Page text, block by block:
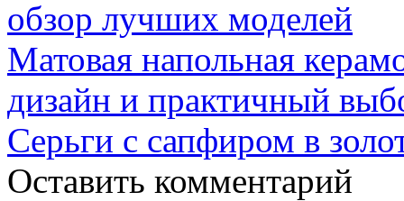
обзор лучших моделей
Матовая напольная
дизайн и практичный
Серьги с сапфиром в
Оставить комментарий